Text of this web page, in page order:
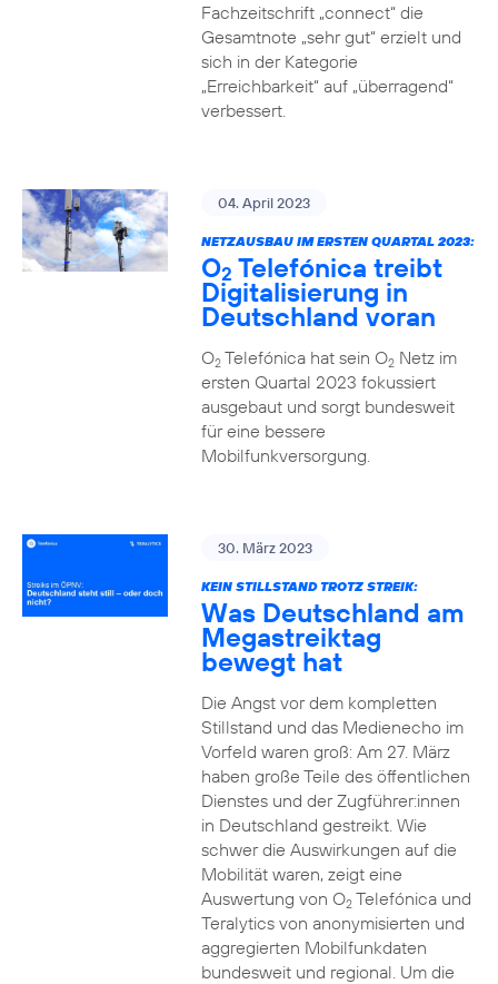
Fachzeitschrift „connect“ die
Gesamtnote „sehr gut“ erzielt und
sich in der Kategorie
„Erreichbarkeit“ auf „überragend“
verbessert.
04. April 2023
NETZAUSBAU IM ERSTEN QUARTAL 2023:
O2 Telefónica treibt
Digitalisierung in
Deutschland voran
O2Telefónica hat sein O2Netz im
ersten Quartal 2023 fokussiert
ausgebaut und sorgt bundesweit
für eine bessere
Mobilfunkversorgung.
30. März 2023
KEIN STILLSTAND TROTZ STREIK:
Was Deutschland am
Megastreiktag
bewegt hat
Die Angst vor dem kompletten
Stillstand und das Medienecho im
Vorfeld waren groß: Am 27. März
haben große Teile des öffentlichen
Dienstes und der Zugführer:innen
in Deutschland gestreikt. Wie
schwer die Auswirkungen auf die
Mobilität waren, zeigt eine
Auswertung von O2Telefónica und
Teralytics von anonymisierten und
aggregierten Mobilfunkdaten
bundesweit und regional. Um die